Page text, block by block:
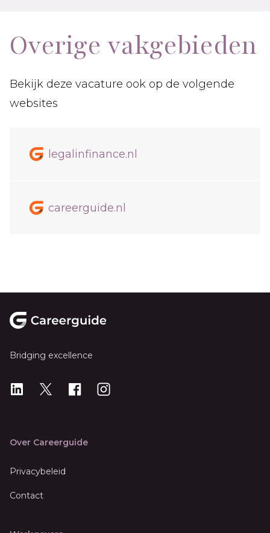
Overige vakgebieden
Bekijk deze vacature ook op de volgende
websites
legalinfinance.nl
careerguide.nl
Bridging excellence
LinkedIn
X Instagram
Over Careerguide
Privacybeleid
Contact